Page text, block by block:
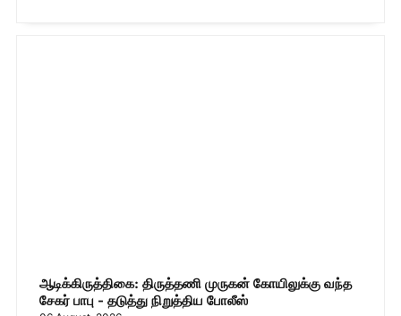
ஆடிக்கிருத்திகை: திருத்தணி முருகன் கோயிலுக்கு வந்த
சேகர் பாபு - தடுத்து நிறுத்திய போலீஸ்